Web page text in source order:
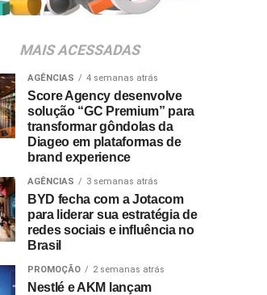
MAIS ACESSADAS
AGÊNCIAS 4 semanas atrás
Score Agency desenvolve
solução “GC Premium” para
transformar gôndolas da
Diageo em plataformas de
brand experience
AGÊNCIAS 3 semanas atrás
BYD fecha com a Jotacom
para liderar sua estratégia de
redes sociais e influência no
Brasil
PROMOÇÃO 2 semanas atrás
Nestlé e AKM lançam